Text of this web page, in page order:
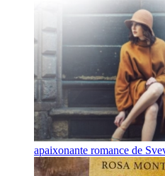
apaixonante romance de